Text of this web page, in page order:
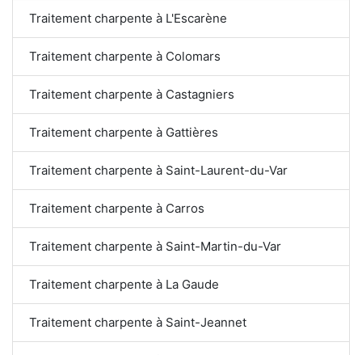
Traitement charpente à L'Escarène
Traitement charpente à Colomars
Traitement charpente à Castagniers
Traitement charpente à Gattières
Traitement charpente à Saint-Laurent-du-Var
Traitement charpente à Carros
Traitement charpente à Saint-Martin-du-Var
Traitement charpente à La Gaude
Traitement charpente à Saint-Jeannet